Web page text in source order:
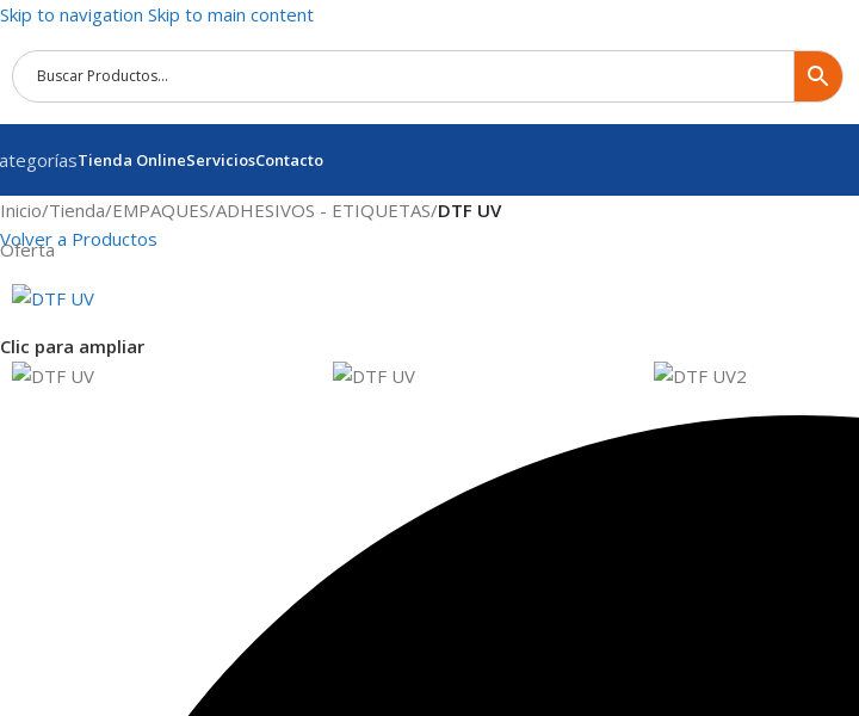
Skip to navigation Skip to main content
Tienda OnlineServiciosContacto
Inicio/Tienda/EMPAQUES/ADHESIVOS - ETIQUETAS/DTF UV
Volver a Productos
Oferta
Clic para ampliar